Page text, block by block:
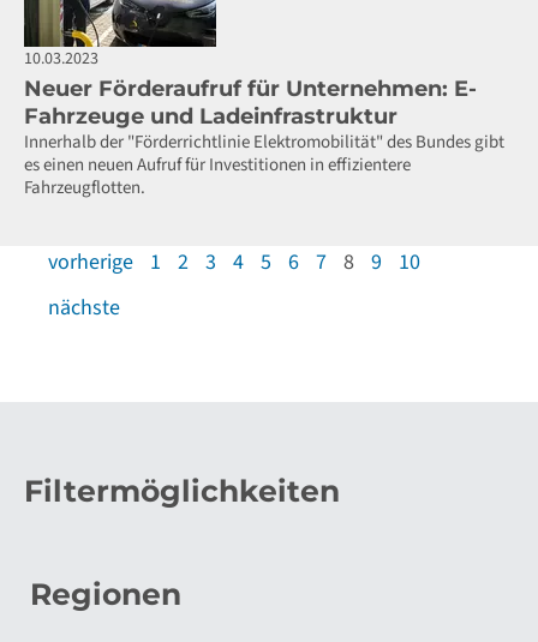
10.03.2023
Neuer Förderaufruf für Unternehmen: E-
Fahrzeuge und Ladeinfrastruktur
Innerhalb der "Förderrichtlinie Elektromobilität" des Bundes gibt
es einen neuen Aufruf für Investitionen in effizientere
Fahrzeugflotten.
vorherige 1 2 3 4 5 6 7 8 9
10
nächste
Filtermöglichkeiten
Regionen